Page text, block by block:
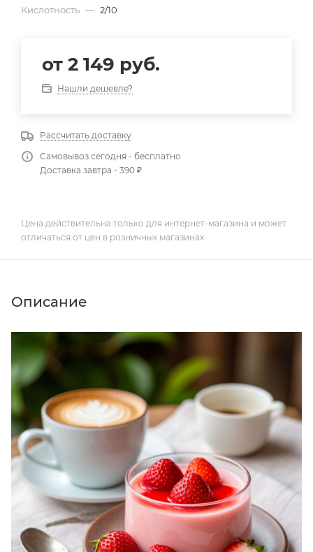
Кислотность — 2/10
от 2 149 руб.
Нашли дешевле?
Рассчитать доставку
Самовывоз сегодня - бесплатно
Доставка завтра - 390 ₽
Цена действительна только для интернет-магазина и может
отличаться от цен в розничных магазинах
Описание